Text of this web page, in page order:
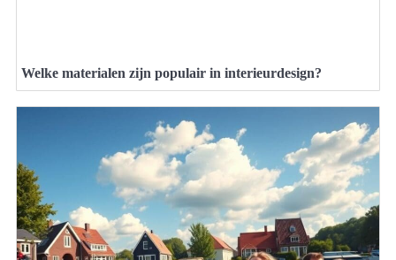
Welke materialen zijn populair in interieurdesign?